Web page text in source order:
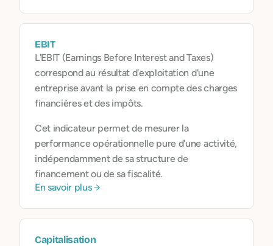
ferait pour une ligne de coût ou un indicateur de
performance.
EBIT
L'EBIT (Earnings Before Interest and Taxes)
correspond au résultat d'exploitation d'une
entreprise avant la prise en compte des charges
financières et des impôts.
Cet indicateur permet de mesurer la
performance opérationnelle pure d'une activité,
indépendamment de sa structure de
financement ou de sa fiscalité.
En savoir plus
Capitalisation